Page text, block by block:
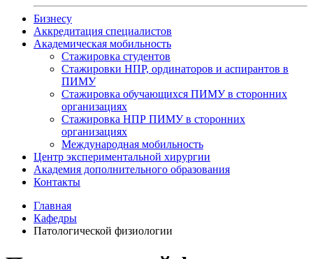
Бизнесу
Аккредитация специалистов
Академическая мобильность
Стажировка студентов
Стажировки НПР, ординаторов и аспирантов в
ПИМУ
Стажировка обучающихся ПИМУ в сторонних
организациях
Стажировка НПР ПИМУ в сторонних
организациях
Международная мобильность
Центр экспериментальной хирургии
Академия дополнительного образования
Контакты
Главная
Кафедры
Патологической физиологии